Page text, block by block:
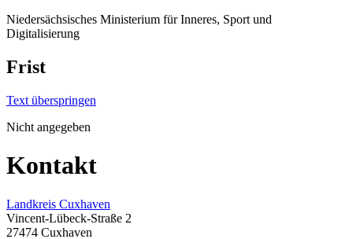
Niedersächsisches Ministerium für Inneres, Sport und
Digitalisierung
Frist
Text überspringen
Nicht angegeben
Kontakt
Landkreis Cuxhaven
Vincent-Lübeck-Straße 2
27474 Cuxhaven